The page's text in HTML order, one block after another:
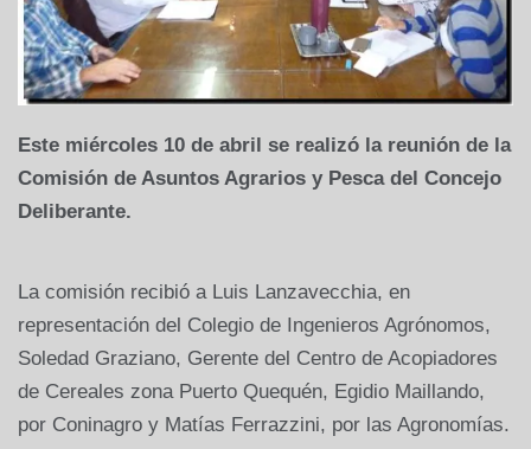
Este miércoles 10 de abril se realizó la reunión de la
Comisión de Asuntos Agrarios y Pesca del Concejo
Deliberante.
La comisión recibió a Luis Lanzavecchia, en
representación del Colegio de Ingenieros Agrónomos,
Soledad Graziano, Gerente del Centro de Acopiadores
de Cereales zona Puerto Quequén, Egidio Maillando,
por Coninagro y Matías Ferrazzini, por las Agronomías.